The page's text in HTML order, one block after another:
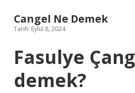
Cangel Ne Demek
Tarih: Eylül 8, 2024
Fasulye
demek?